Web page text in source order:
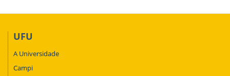
UFU
A Universidade
Campi